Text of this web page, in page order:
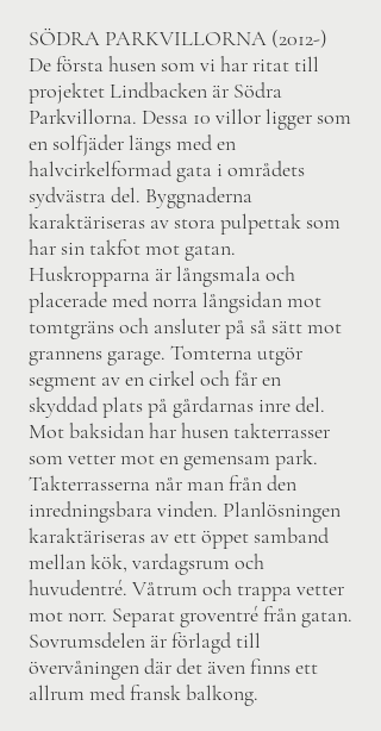
SÖDRA PARKVILLORNA (2012-)
De första husen som vi har ritat till
projektet Lindbacken är Södra
Parkvillorna. Dessa 10 villor ligger som
en solfjäder längs med en
halvcirkelformad gata i områdets
sydvästra del. Byggnaderna
karaktäriseras av stora pulpettak som
har sin takfot mot gatan.
Huskropparna är långsmala och
placerade med norra långsidan mot
tomtgräns och ansluter på så sätt mot
grannens garage. Tomterna utgör
segment av en cirkel och får en
skyddad plats på gårdarnas inre del.
Mot baksidan har husen takterrasser
som vetter mot en gemensam park.
Takterrasserna når man från den
inredningsbara vinden. Planlösningen
karaktäriseras av ett öppet samband
mellan kök, vardagsrum och
huvudentré. Våtrum och trappa vetter
mot norr. Separat groventré från gatan.
Sovrumsdelen är förlagd till
övervåningen där det även finns ett
allrum med fransk balkong.